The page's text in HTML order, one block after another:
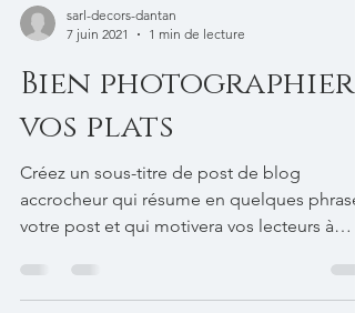
sarl-decors-dantan
7 juin 2021
1 min de lecture
Bien photographier
vos plats
Créez un sous-titre de post de blog
accrocheur qui résume en quelques